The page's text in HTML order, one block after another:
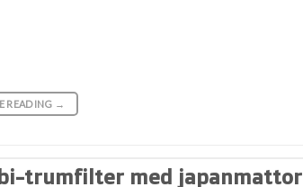
READING →
trumfilter med japanmattor